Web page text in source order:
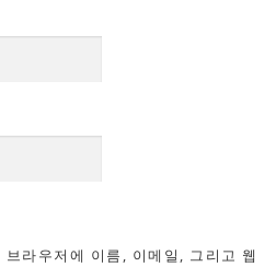
라우저에 이름, 이메일, 그리고 웹